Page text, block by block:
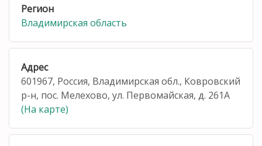
Регион
Владимирская область
Адрес
601967, Россия, Владимирская обл., Ковровский
р-н, пос. Мелехово, ул. Первомайская, д. 261А
(На карте)